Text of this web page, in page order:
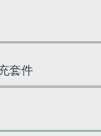
套件